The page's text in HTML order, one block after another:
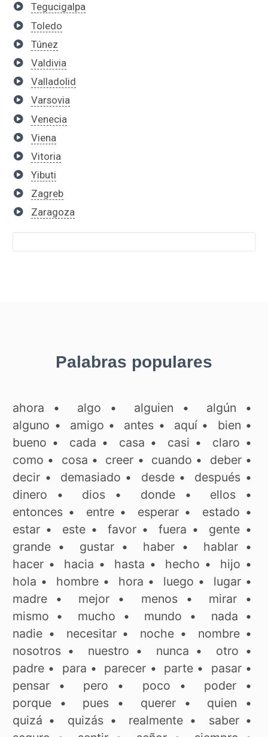
Tegucigalpa
Toledo
Túnez
Valdivia
Valladolid
Varsovia
Venecia
Viena
Vitoria
Yibuti
Zagreb
Zaragoza
Palabras populares
ahora • algo • alguien • algún •
alguno • amigo • antes • aquí• bien •
bueno • cada • casa • casi • claro •
como • cosa • creer • cuando • deber•
decir • demasiado • desde• después •
dinero • dios • donde• ellos •
entonces • entre• esperar• estado •
estar • este •favor •fuera • gente •
grande • gustar• haber• hablar•
hacer • hacia • hasta • hecho • hijo •
hola • hombre• hora • luego • lugar•
madre • mejor • menos• mirar •
mismo • mucho • mundo • nada •
nadie • necesitar• noche • nombre•
nosotros • nuestro • nunca • otro •
padre • para • parecer • parte • pasar•
pensar • pero • poco • poder•
porque • pues • querer• quien •
quizá • quizás • realmente • saber•